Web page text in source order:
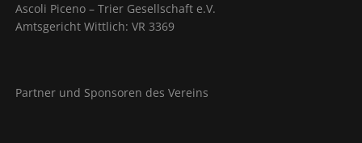
Ascoli Piceno – Trier Gesellschaft e.V.
Amtsgericht Wittlich: VR 3369
Partner und Sponsoren des Vereins